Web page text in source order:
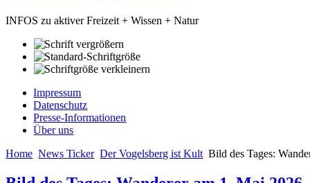
INFOS zu aktiver Freizeit + Wissen + Natur
Impressum
Datenschutz
Presse-Informationen
Über uns
Home News Ticker Der Vogelsberg ist Kult Bild des Tages: